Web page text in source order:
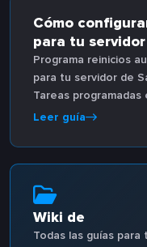
Cómo
para tu
Programa reinicios
para tu servidor de
Tareas
Leer guía
Wiki de
Todas las guías